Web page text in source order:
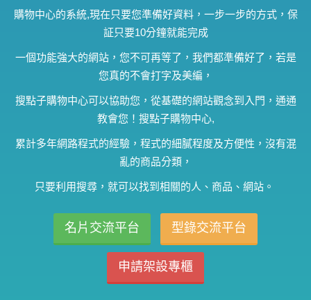
購物中心的系統,現在只要您準備好資料，一步一步的方式，保
証只要10分鐘就能完成
一個功能強大的網站，您不可再等了，我們都準備好了，若是
您真的不會打字及美編，
搜點子購物中心可以協助您，從基礎的網站觀念到入門，通通
教會您！搜點子購物中心,
累計多年網路程式的經驗，程式的細膩程度及方便性，沒有混
亂的商品分類，
只要利用搜尋，就可以找到相關的人、商品、網站。
名片交流平台 型錄交流平台
申請架設專櫃